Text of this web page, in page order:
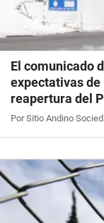
El comunicado
expectativas de
reapertura del
Por Sitio Andino